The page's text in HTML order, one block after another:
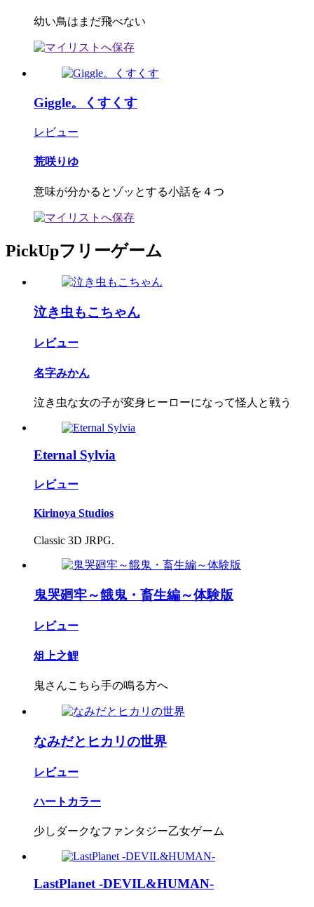
幼い鳥はまだ飛べない
Giggle。くすくす
レビュー
荒咲りゆ
意味が分かるとゾッとする小話を４つ
PickUpフリーゲーム
泣き虫もこちゃん
レビュー
名字みかん
泣き虫な女の子が変身ヒーローになって怪人と戦う
Eternal Sylvia
レビュー
Kirinoya Studios
Classic 3D JRPG.
鬼哭廻牢～餓鬼・畜生編～体験版
レビュー
俎上之鯉
鬼さんこちら手の鳴る方へ
なみだとヒカリの世界
レビュー
ハートカラー
少しダークなファンタジー乙女ゲーム
LastPlanet -DEVIL&HUMAN-